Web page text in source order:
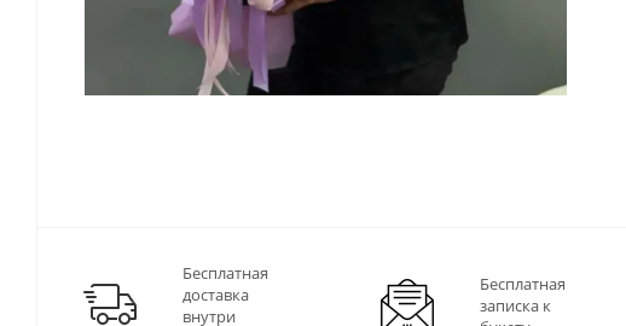
Бесплатная
доставка
внутри
Бесплатная
записка к